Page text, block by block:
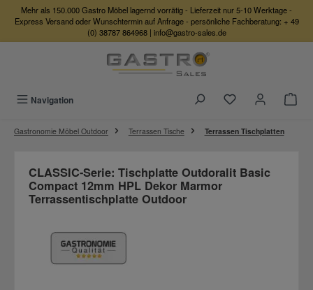
Zum Hauptinhalt springen
Mehr als 150.000 Gastro Möbel lagernd vorrätig - Lieferzeit nur 5-10 Werktage -
Express Versand oder Wunschtermin auf Anfrage - persönliche Fachberatung: + 49
(0) 38787 864968| info@gastro-sales.de
Navigation Du hast 0
Gastronomie Möbel Outdoor Terrassen Tische Terrassen Tischplatten
CLASSIC-Serie: Tischplatte Outdoralit Basic
Compact 12mm HPL Dekor Marmor
Terrassentischplatte Outdoor